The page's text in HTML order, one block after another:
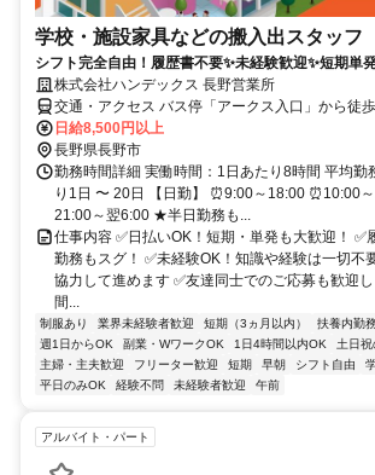
学校・施設家具などの搬入出スタッフ
シフト完全自由！履歴書不要✨未経験歓迎✨短期
株式会社ハンデックス 長野営業所
交通・アクセス バス停「アークス入口」から徒
日給8,500円以上
長野県長野市
勤務時間詳細 実働時間：1日あたり8時間 平均勤
り1日 〜 20日 【日勤】 ⏰9:00～18:00 ⏰10:00
21:00～翌6:00 ★半日勤務も...
仕事内容 ✅日払いOK！短期・単発も大歓迎！
勤務もスグ！ ✅未経験OK！知識や経験は一切不
協力して進めます ✅友達同士でのご応募も歓迎
間...
制服あり 業界未経験者歓迎 短期（3ヵ月以内） 扶養内勤
週1日からOK
副業・WワークOK 1日4時間以内OK
土日
主婦・主夫歓迎
フリーター歓迎 短期 早朝 シフト自由
平日のみOK
経験不問 未経験者歓迎 午前
アルバイト・パート